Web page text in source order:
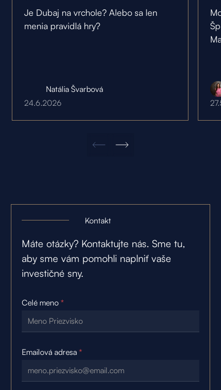
Je Dubaj na vrchole? Alebo sa len
menia pravidlá hry?
Natália Švarbová
24.6.2026
Kontakt
Máte otázky? Kontaktujte nás. Sme tu,
aby sme vám pomohli naplniť vaše
investičné sny.
Celé meno *
Emailová adresa *